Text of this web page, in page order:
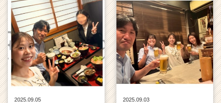
2025.09.05
2025.09.03